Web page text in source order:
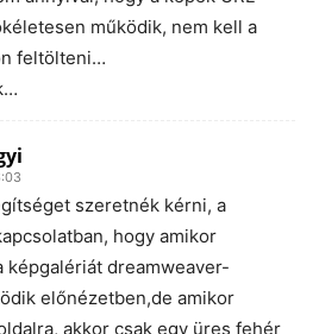
működik, nem kell a
feltölteni…
szeretnék kérni, a
hogy amikor
képgalériát dreamweaver-
előnézetben,de amikor
akkor csak egy üres fehér